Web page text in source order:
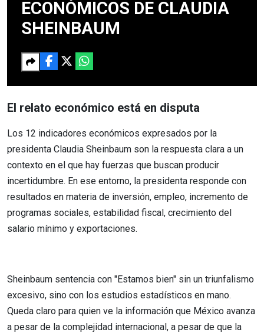
ECONÓMICOS DE CLAUDIA
SHEINBAUM
El relato económico está en disputa
Los 12 indicadores económicos expresados por la
presidenta Claudia Sheinbaum son la respuesta clara a un
contexto en el que hay fuerzas que buscan producir
incertidumbre. En ese entorno, la presidenta responde con
resultados en materia de inversión, empleo, incremento de
programas sociales, estabilidad fiscal, crecimiento del
salario mínimo y exportaciones.
Sheinbaum sentencia con "Estamos bien" sin un triunfalismo
excesivo, sino con los estudios estadísticos en mano.
Queda claro para quien ve la información que México avanza
a pesar de la complejidad internacional, a pesar de que la